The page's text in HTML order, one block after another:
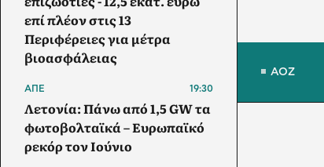
ΑΟΖ
επί πλέον στις 13
Περιφέρειες για μέτρα
βιοασφάλειας
ΑΠΕ 19:30
Λετονία: Πάνω από 1,5 GW τα
φωτοβολταϊκά – Ευρωπαϊκό
ρεκόρ τον Ιούνιο